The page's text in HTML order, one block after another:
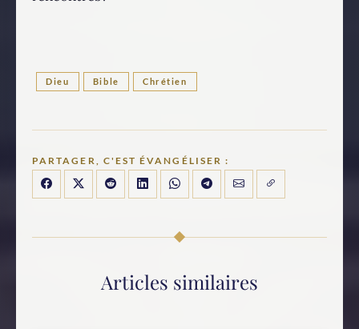
Dieu Bible Chrétien
PARTAGER, C'EST ÉVANGÉLISER :
Articles similaires